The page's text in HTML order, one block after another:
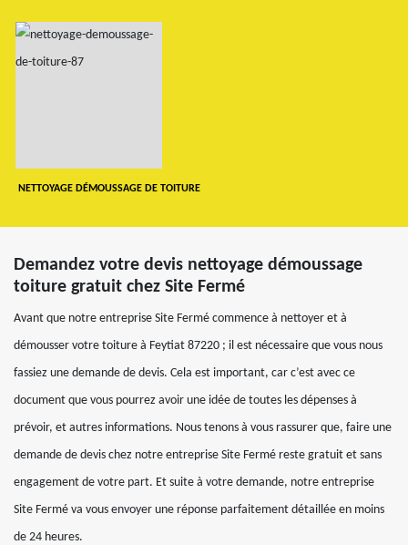
NETTOYAGE DÉMOUSSAGE DE TOITURE
Demandez votre devis nettoyage démoussage
toiture gratuit chez Site Fermé
Avant que notre entreprise Site Fermé commence à nettoyer et à
démousser votre toiture à Feytiat 87220 ; il est nécessaire que vous nous
fassiez une demande de devis. Cela est important, car c’est avec ce
document que vous pourrez avoir une idée de toutes les dépenses à
prévoir, et autres informations. Nous tenons à vous rassurer que, faire une
demande de devis chez notre entreprise Site Fermé reste gratuit et sans
engagement de votre part. Et suite à votre demande, notre entreprise
Site Fermé va vous envoyer une réponse parfaitement détaillée en moins
de 24 heures.